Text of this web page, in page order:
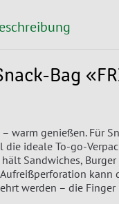
Bag
warm genießen. Für
die ideale To-go-
Sandwiches, Burger
kann
werden – die